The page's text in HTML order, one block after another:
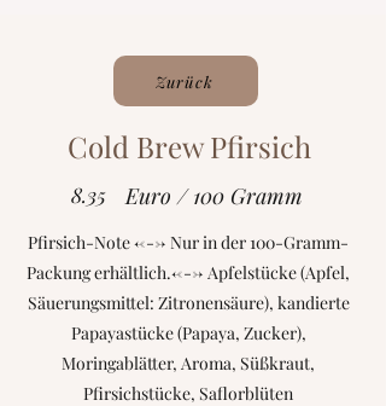
Zurück
Cold Brew Pfirsich
8.35 Euro / 100 Gramm
Pfirsich-Note <---> Nur in der 100-Gramm-
Packung erhältlich.<---> Apfelstücke (Apfel,
Säuerungsmittel: Zitronensäure), kandierte
Papayastücke (Papaya, Zucker),
Moringablätter, Aroma, Süßkraut,
Pfirsichstücke, Saflorblüten